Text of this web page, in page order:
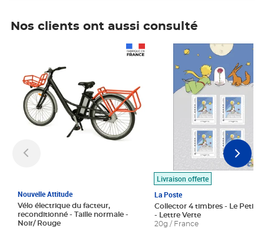
Nos clients ont aussi consulté
Nouvelle Attitude
Vélo électrique du facteur,
reconditionné - Taille normale -
Noir/ Rouge
Livraison offerte
La Poste
Collector 4 timbres - Le Petit
- Lettre Verte
20g / France
Prix 7,50€